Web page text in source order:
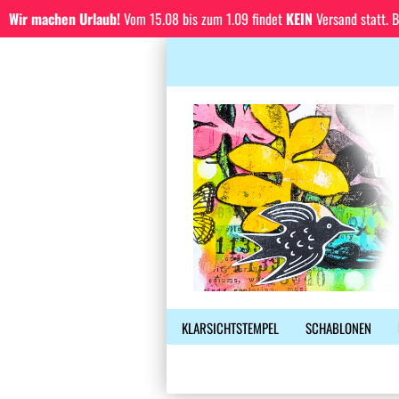
Wir machen Urlaub!Vom 15.08 bis zum 1.09 findet KEIN Versand statt.
KLARSICHTSTEMPEL SCHABLONEN